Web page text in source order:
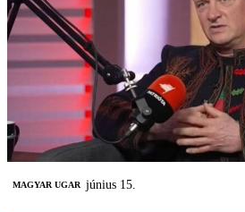
MAGYAR UGAR június 15.